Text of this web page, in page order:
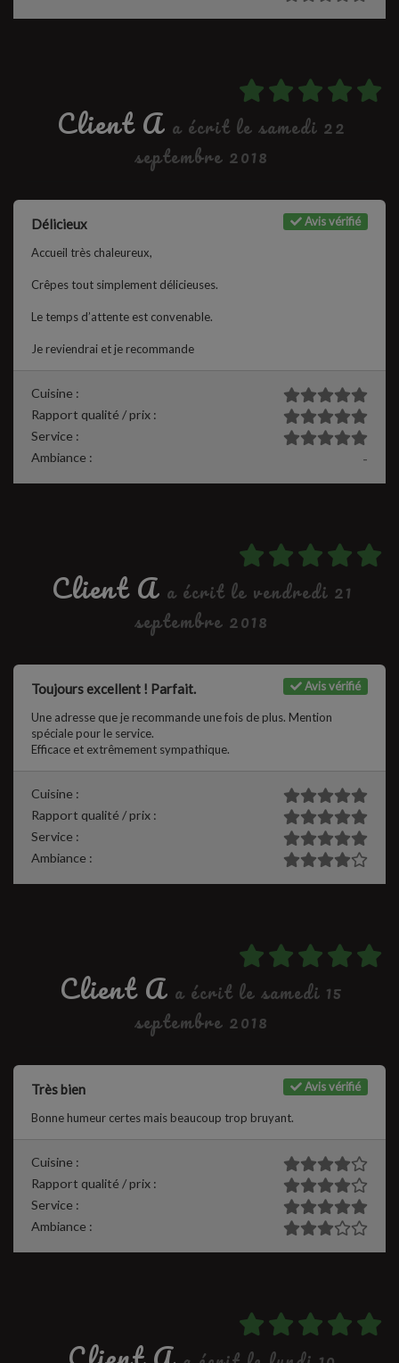
Client A a écrit le samedi 22
septembre 2018
Avis vérifié
Délicieux
Accueil très chaleureux,
Crêpes tout simplement délicieuses.
Le temps d’attente est convenable.
Je reviendrai et je recommande
Cuisine :
Rapport qualité / prix :
Service :
-
Ambiance :
Client A a écrit le vendredi 21
septembre 2018
Avis vérifié
Toujours excellent ! Parfait.
Une adresse que je recommande une fois de plus. Mention
spéciale pour le service.
Efficace et extrêmement sympathique.
Cuisine :
Rapport qualité / prix :
Service :
Ambiance :
Client A a écrit le samedi 15
septembre 2018
Avis vérifié
Très bien
Bonne humeur certes mais beaucoup trop bruyant.
Cuisine :
Rapport qualité / prix :
Service :
Ambiance :